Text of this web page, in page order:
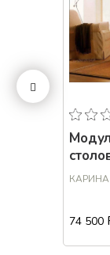
КАРИНА
74 500